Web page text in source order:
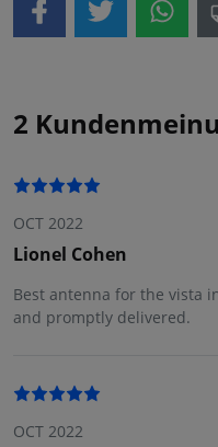
2
OCT 2022
Lionel Cohen
Best antenna for the vista
and promptly delivered.
OCT 2022